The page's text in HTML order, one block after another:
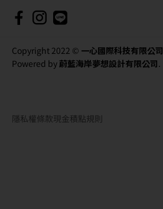
Copyright 2022 © 一心國際科技有限公司
Powered by蔚藍海岸夢想設計有限公司.
隱私權條款現金積點規則